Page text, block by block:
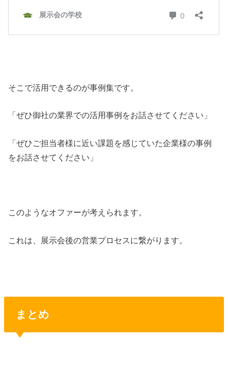
そこで活用できるのが事例集です。
「ぜひ御社の業界での活用事例をお話させてください」
「ぜひご担当者様に近い課題を感じていた企業様の事例
をお話させてください」
このようなオファーが考えられます。
これは、展示会後の営業プロセスに繋がります。
まとめ